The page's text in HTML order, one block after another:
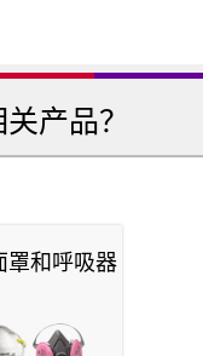
产品？
罩和呼吸器